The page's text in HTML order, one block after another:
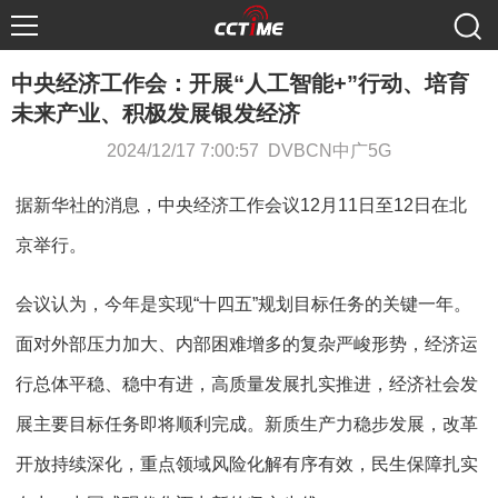
中央经济工作会：开展“人工智能+”行动、培育
未来产业、积极发展银发经济
2024/12/17 7:00:57 DVBCN中广5G
据新华社的消息，中央经济工作会议12月11日至12日在北
京举行。
会议认为，今年是实现“十四五”规划目标任务的关键一年。
面对外部压力加大、内部困难增多的复杂严峻形势，经济运
行总体平稳、稳中有进，高质量发展扎实推进，经济社会发
展主要目标任务即将顺利完成。新质生产力稳步发展，改革
开放持续深化，重点领域风险化解有序有效，民生保障扎实